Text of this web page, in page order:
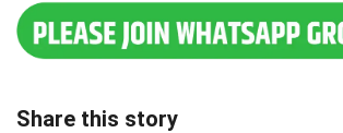
Share this story